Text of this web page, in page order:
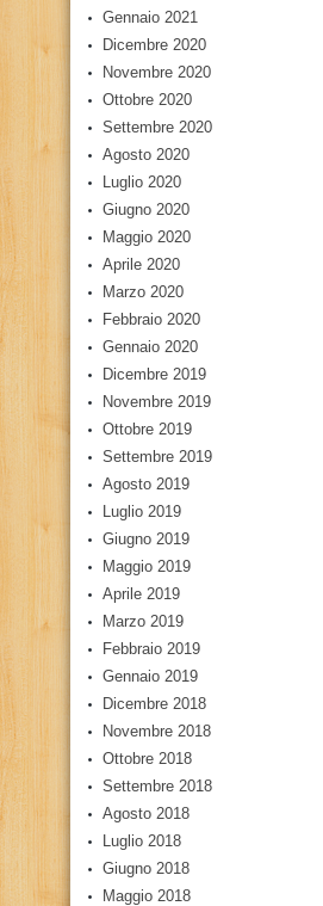
Gennaio 2021
Dicembre 2020
Novembre 2020
Ottobre 2020
Settembre 2020
Agosto 2020
Luglio 2020
Giugno 2020
Maggio 2020
Aprile 2020
Marzo 2020
Febbraio 2020
Gennaio 2020
Dicembre 2019
Novembre 2019
Ottobre 2019
Settembre 2019
Agosto 2019
Luglio 2019
Giugno 2019
Maggio 2019
Aprile 2019
Marzo 2019
Febbraio 2019
Gennaio 2019
Dicembre 2018
Novembre 2018
Ottobre 2018
Settembre 2018
Agosto 2018
Luglio 2018
Giugno 2018
Maggio 2018